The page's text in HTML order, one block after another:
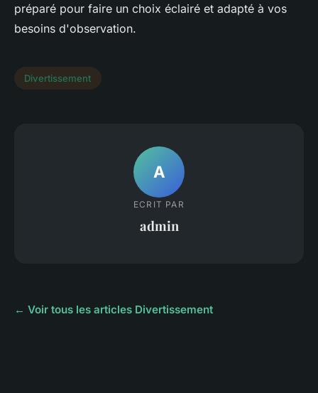
préparé pour faire un choix éclairé et adapté à vos
besoins d'observation.
Divertissement
A
ECRIT PAR
admin
← Voir tous les articles Divertissement